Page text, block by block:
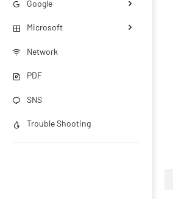
Google
Microsoft
Network
PDF
SNS
Trouble Shooting